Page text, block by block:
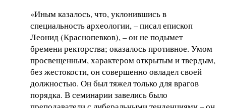
«Иным казалось, что, уклонившись в
специальность археологии, – писал епископ
Леонид (Краснопевков), – он не подымет
бремени ректорства; оказалось противное. Умом
просвещенным, характером открытым и твердым,
без жестокости, он совершенно овладел своей
должностью. Он был тяжел только для врагов
порядка. В семинарии завелись было